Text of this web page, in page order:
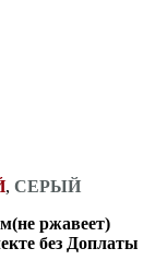
, СЕРЫЙ
ржавеет)
без Доплаты